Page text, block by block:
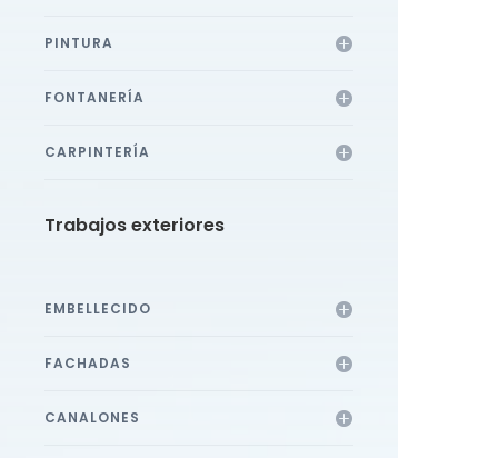
PINTURA
FONTANERÍA
CARPINTERÍA
Trabajos exteriores
EMBELLECIDO
FACHADAS
CANALONES